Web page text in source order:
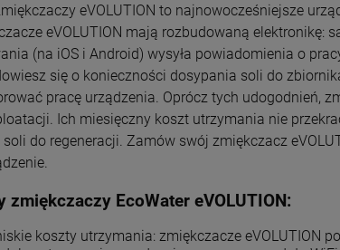
eVOLUTION to najnowocześniejsze
eVOLUTION mają rozbudowaną elektronikę:
(na iOS i Android) wysyła powiadomienia o
się o konieczności dosypania soli do
pracę urządzenia. Oprócz tych udogodnień,
Ich miesięczny koszt utrzymania nie
do regeneracji. Zamów swój zmiękczacz
zmiękczaczy EcoWater eVOLUTION:
koszty utrzymania: zmiękczacze eVOLUTION